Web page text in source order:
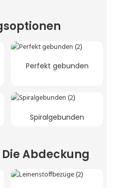
Perfekt gebunden
Spiralgebunden
Abdeckung